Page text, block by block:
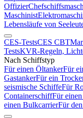
Offizier
Maschinist
Lebensläufe von
CES-TestsCES CBT
TestsKVR-Regeln,
Nach Schiffstyp
Für einen ÖltankerFür
GastankerFür ein
seismische SchiffeFür
ContainerschiffFür
einen BulkcarrierFür